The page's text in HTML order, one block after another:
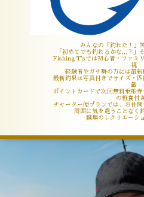
みんなの「釣れた！」
「初めてでも釣れるかな,,,？」
Fishing T'sでは初心者・ファミ
視
経験者やガチ勢の方には最新
最新釣果は写真付きでサイズ・
載
ポイントカードで次回無料乗船
の軽食付
チャーター便プランでは、お仲
周囲に気を遣うことなく
職場のレクリエーシ